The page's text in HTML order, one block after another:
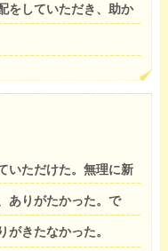
をしていただき、助か
いただけた。無理に新
ありがたかった。で
がきたなかった。